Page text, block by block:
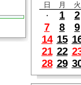
日
月 火
・
1 2
7
8 9
14 15
21 22
28 29